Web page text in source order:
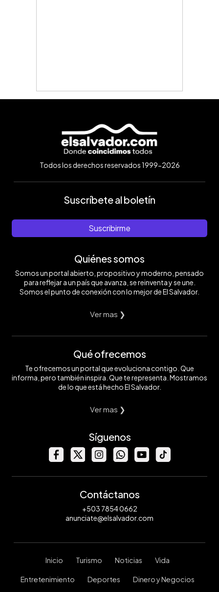
Todos los derechos reservados 1999-2026
Suscríbete al boletín
Suscribirme
Quiénes somos
Somos un portal abierto, propositivo y moderno, pensado
para reflejar a un país que avanza, se reinventa y se une.
Somos el punto de conexión con lo mejor de El Salvador.
Ver mas ❯
Qué ofrecemos
Te ofrecemos un portal que evoluciona contigo. Que
informa, pero también inspira. Que te representa. Mostramos
de lo que está hecho El Salvador.
Ver mas ❯
Síguenos
Contáctanos
+503 7854 0662
anunciate@elsalvador.com
Inicio Turismo Noticias Vida
Entretenimiento Deportes Dinero y Negocios